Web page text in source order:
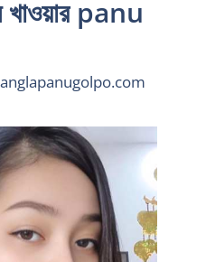
খাওয়ার panu